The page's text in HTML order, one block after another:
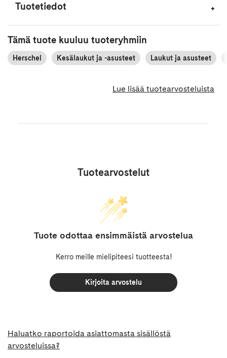
Tuotetiedot
Tämä tuote kuuluu tuoteryhmiin
Herschel Kesälaukut ja -asusteet Laukut ja asusteet
Lue lisää tuotearvosteluista
Tuotearvostelut
Tuote odottaa ensimmäistä arvostelua
Kerro meille mielipiteesi tuotteesta!
Kirjoita arvostelu
Haluatko raportoida asiattomasta sisällöstä
arvosteluissa?